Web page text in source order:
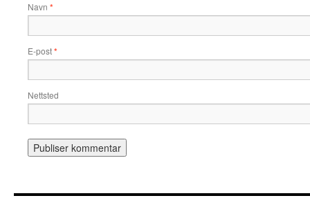
Navn *
E-post*
Nettsted